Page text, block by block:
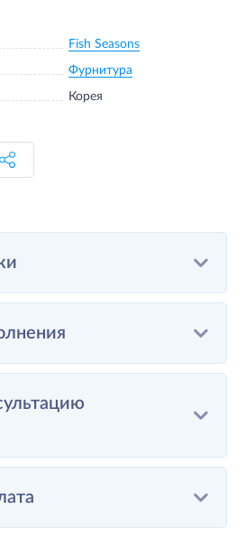
Fish Seasons
Фурнитура
Корея